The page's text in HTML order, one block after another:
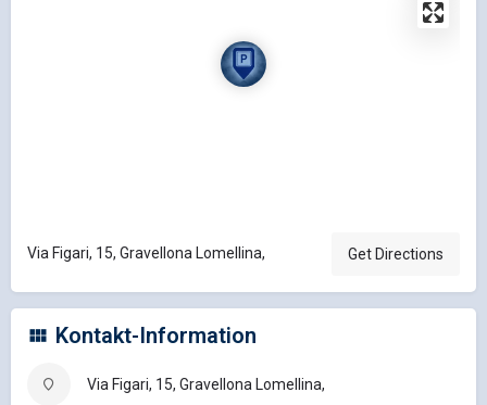
Via Figari, 15, Gravellona Lomellina, Get Directions
Kontakt-Information
Via Figari, 15, Gravellona Lomellina,